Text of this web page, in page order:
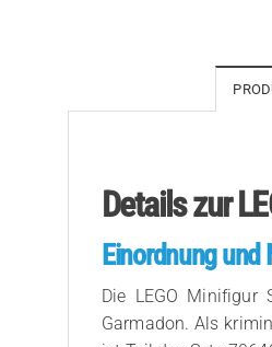
Details zur
Einordnung
Die LEGO Minifigur
Garmadon. Als